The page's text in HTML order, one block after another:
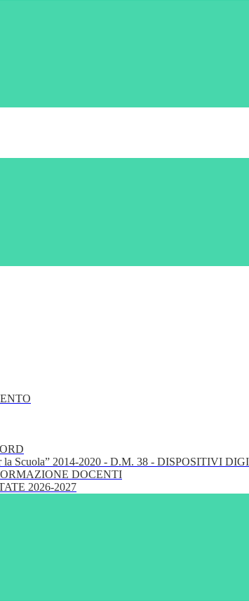
la Scuola” 2014-2020 - D.M. 38 - DISPOSITIVI
DOCENTI
2026-2027